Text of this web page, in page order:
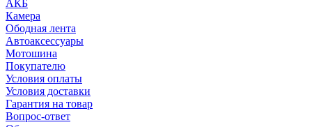
АКБ
Камера
Ободная лента
Автоаксессуары
Мотошина
Покупателю
Условия оплаты
Условия доставки
Гарантия на товар
Вопрос-ответ